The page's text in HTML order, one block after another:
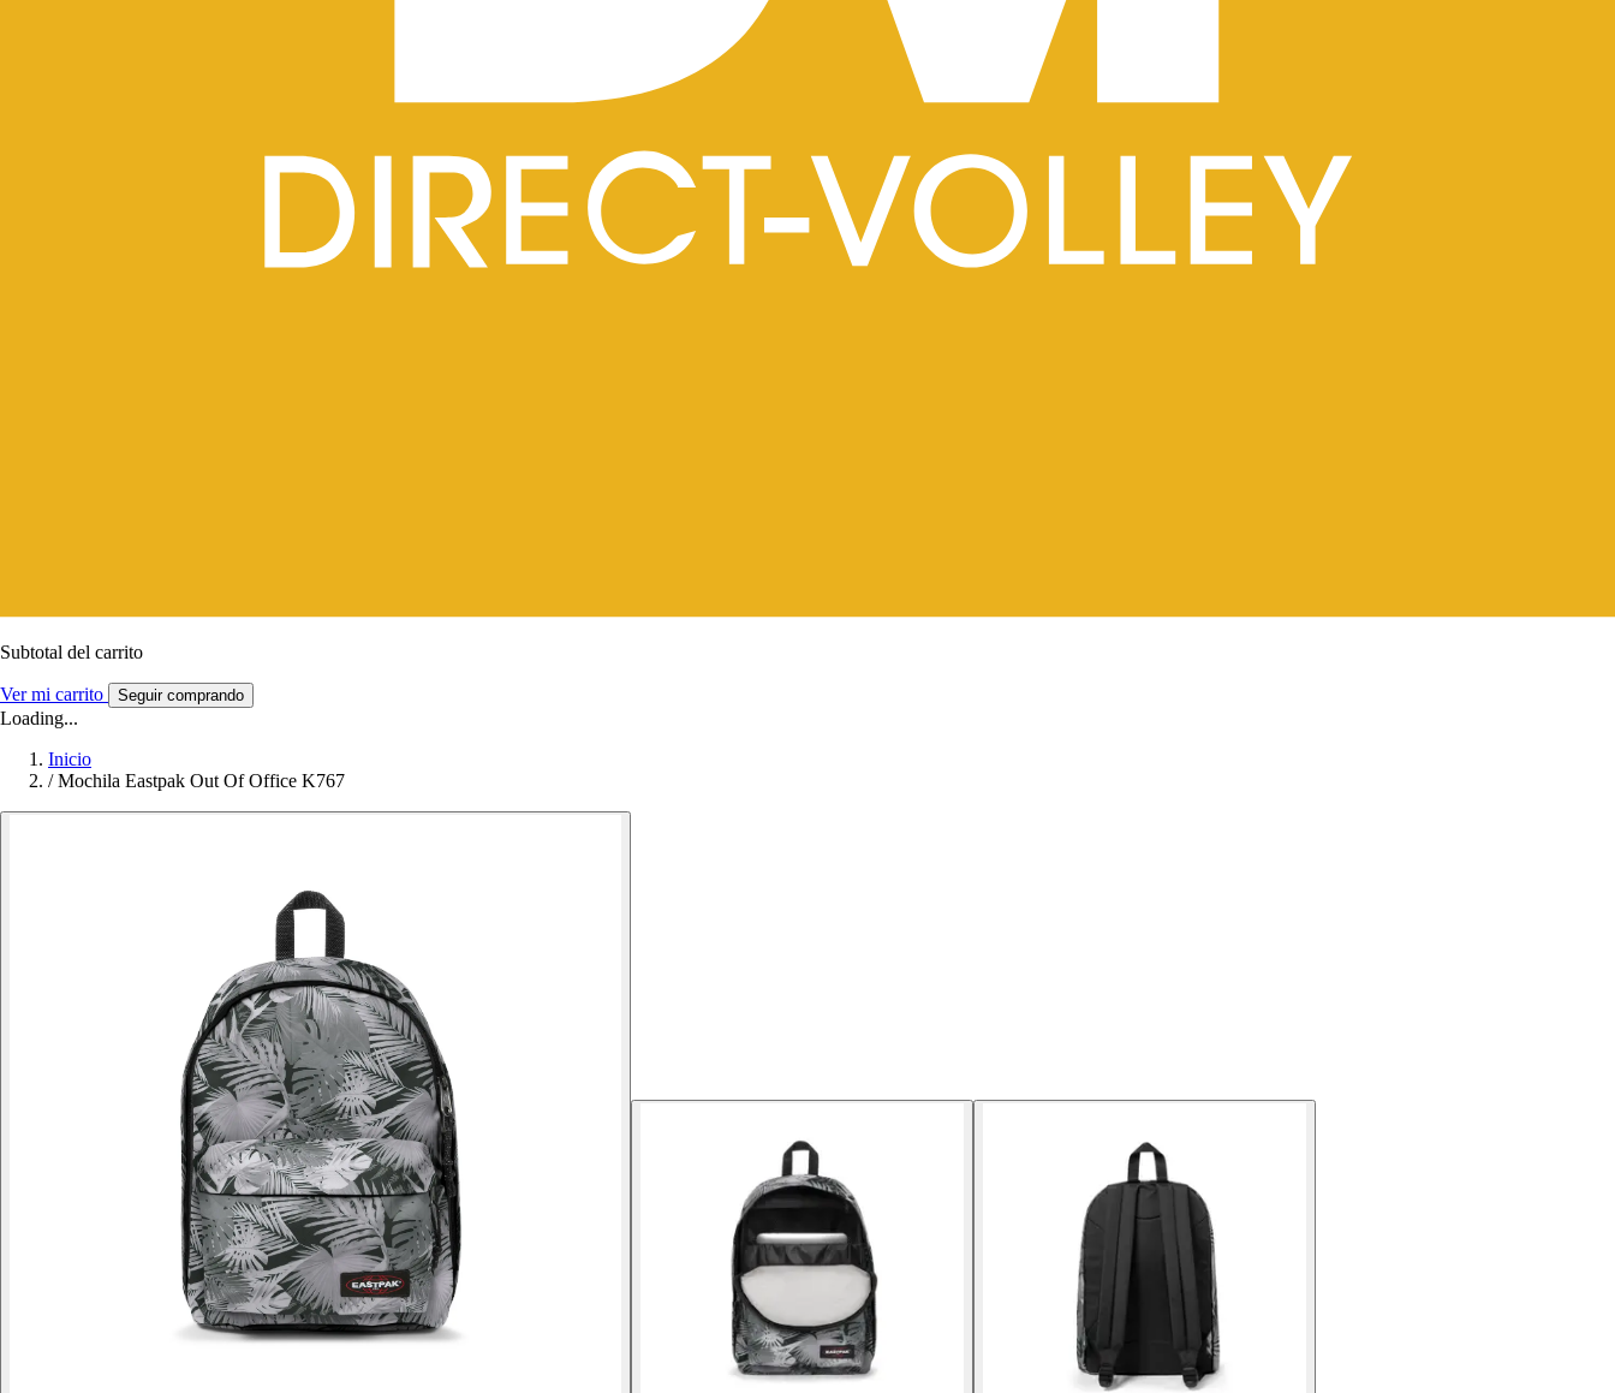
Subtotal del carrito
Ver mi carrito Seguir comprando
Loading...
Inicio
/ Mochila Eastpak Out Of Office K767